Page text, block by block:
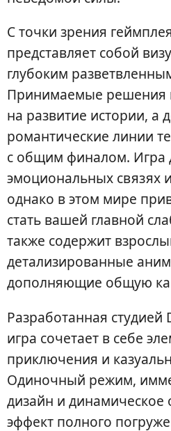
С точки зрения
представляет собой
глубоким
Принимаемые решения
на развитие истории, а
романтические линии
с общим финалом. Игра
эмоциональных связях
однако в этом мире
стать вашей главной
также содержит
детализированные
дополняющие общую
Разработанная студией
игра сочетает в себе
приключения и
Одиночный режим,
дизайн и динамическое
эффект полного